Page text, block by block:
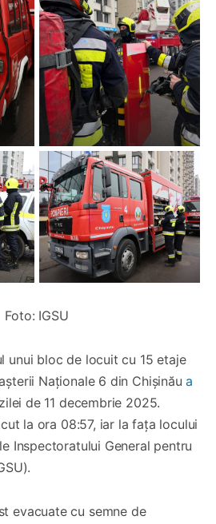
Foto: IGSU
unui bloc de locuit cu 15 etaje
Naționale 6 din Chișinăua
de 11 decembrie 2025.
la ora 08:57, iar la fața locului
Inspectoratului General pentru
evacuate cu semne de